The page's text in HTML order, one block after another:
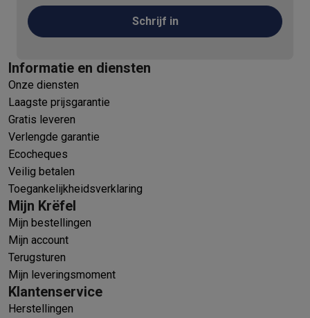
Schrijf in
Informatie en diensten
Onze diensten
Laagste prijsgarantie
Gratis leveren
Verlengde garantie
Ecocheques
Veilig betalen
Toegankelijkheidsverklaring
Mijn Krëfel
Mijn bestellingen
Mijn account
Terugsturen
Mijn leveringsmoment
Klantenservice
Herstellingen